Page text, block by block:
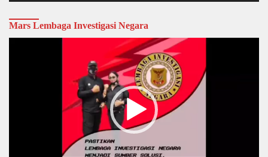
Mars Lembaga Investigasi Negara